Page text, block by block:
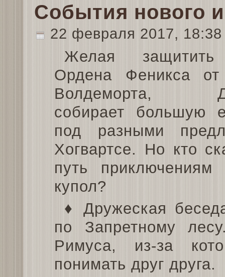
События нового
22 февраля 2017,
Желая защитить
Ордена Феникса от
Волдеморта,
собирает большую
под разными
Хогвартсе. Но кто
путь
купол?
♦ Дружеская
по Запретному
Римуса, из-за
понимать друг друга.